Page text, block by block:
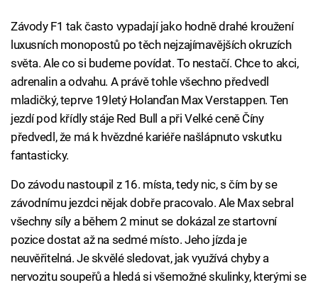
Závody F1 tak často vypadají jako hodně drahé kroužení
luxusních monopostů po těch nejzajímavějších okruzích
světa. Ale co si budeme povídat. To nestačí. Chce to akci,
adrenalin a odvahu. A právě tohle všechno předvedl
mladičký, teprve 19letý Holanďan Max Verstappen. Ten
jezdí pod křídly stáje Red Bull a při Velké ceně Číny
předvedl, že má k hvězdné kariéře našlápnuto vskutku
fantasticky.
Do závodu nastoupil z 16. místa, tedy nic, s čím by se
závodnímu jezdci nějak dobře pracovalo. Ale Max sebral
všechny síly a během 2 minut se dokázal ze startovní
pozice dostat až na sedmé místo. Jeho jízda je
neuvěřitelná. Je skvělé sledovat, jak využívá chyby a
nervozitu soupeřů a hledá si všemožné skulinky, kterými se